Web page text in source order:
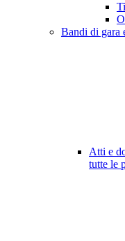
Bandi di gara
Atti e
tutte le